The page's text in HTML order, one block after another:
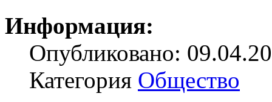
Информация:
Опубликовано:
Категория Общество